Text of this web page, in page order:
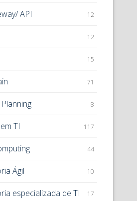
API 12
12
15
71
8
TI 117
44
Ágil 10
especializada de TI 17